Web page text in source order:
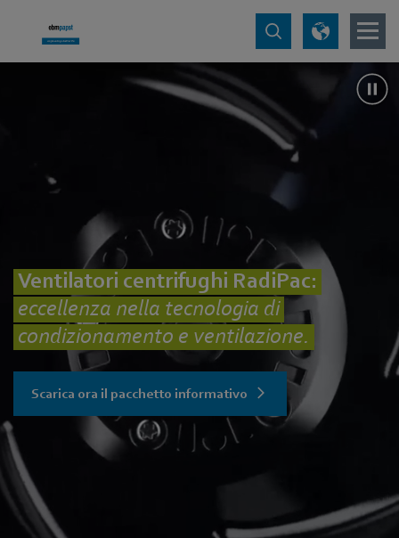
Ventilatori centrifughi RadiPac:
eccellenza nella tecnologia di
condizionamento e ventilazione.
Scarica ora il pacchetto informativo